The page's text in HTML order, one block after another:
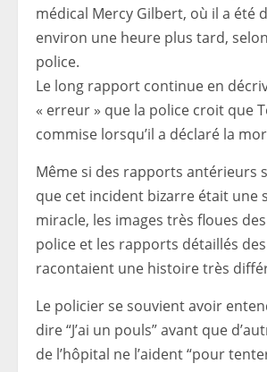
médical Mercy Gilbert, où il a été
environ une heure plus tard,
police.
Le long rapport continue en
« erreur » que la police croit que
commise lorsqu’il a déclaré la
Même si des rapports antérieurs
que cet incident bizarre était une
miracle, les images très floues
police et les rapports détaillés
racontaient une histoire très
Le policier se souvient avoir
dire “J’ai un pouls” avant que
de l’hôpital ne l’aident “pour